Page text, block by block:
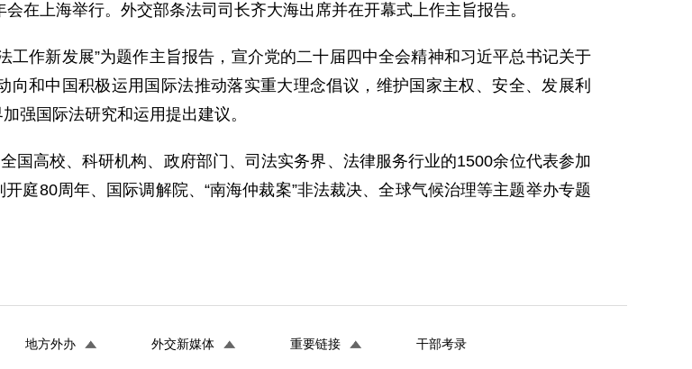
在上海举行。外交部条法司司长齐大海出席并在开幕式上作主旨报告。
工作新发展”为题作主旨报告，宣介党的二十届四中全会精神和习近平总书记关于
和中国积极运用国际法推动落实重大理念倡议，维护国家主权、安全、发展利
强国际法研究和运用提出建议。
国高校、科研机构、政府部门、司法实务界、法律服务行业的1500余位代表参加
庭80周年、国际调解院、“南海仲裁案”非法裁决、全球气候治理等主题举办专题
地方外办 外交新媒体 重要链接 干部考录